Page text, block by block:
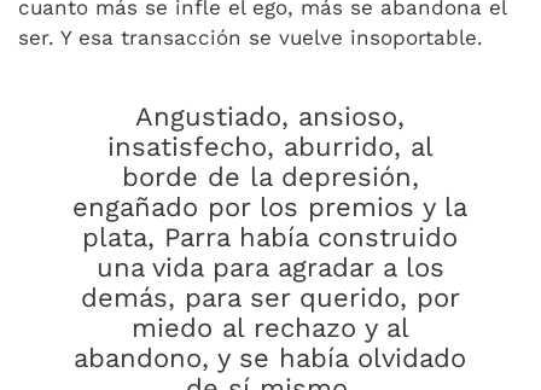
cuanto más se infle el ego, más se abandona el
ser. Y esa transacción se vuelve insoportable.
Angustiado, ansioso,
insatisfecho, aburrido, al
borde de la depresión,
engañado por los premios y la
plata, Parra había construido
una vida para agradar a los
demás, para ser querido, por
miedo al rechazo y al
abandono, y se había olvidado